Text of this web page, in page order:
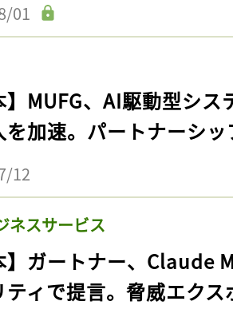
01
】MUFG、AI駆動型シ
を加速。パートナーシ
12
ネスサービス
】ガートナー、Claude
ティで提言。脅威エク